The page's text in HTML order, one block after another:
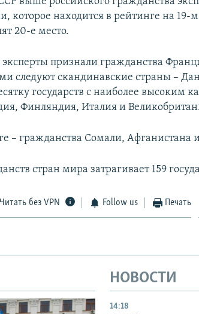
которое находится в рейтинге на 19-
20-е место.
признали гражданства
следуют скандинавские страны –
государств с наиболее высоким
Финляндия, Италия и
– гражданства Сомали, Афганистана
стран мира затрагивает 159
Читать без VPN Follow us Печать
НОВОСТИ
14:18